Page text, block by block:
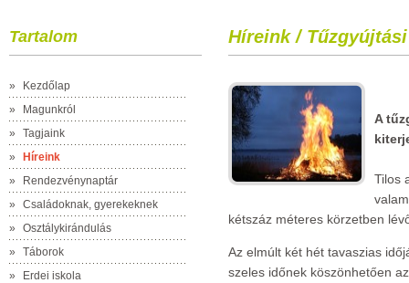
Tartalom
»
Kezdőlap
»
Magunkról
»
Tagjaink
»
Híreink
»
Rendezvénynaptár
»
Családoknak, gyerekeknek
»
Osztálykirándulás
»
Táborok
»
Erdei iskola
Híreink /
A
Tilos
kétszáz méteres körzetben
Az elmúlt két hét tavaszias
szeles időnek köszönhetően